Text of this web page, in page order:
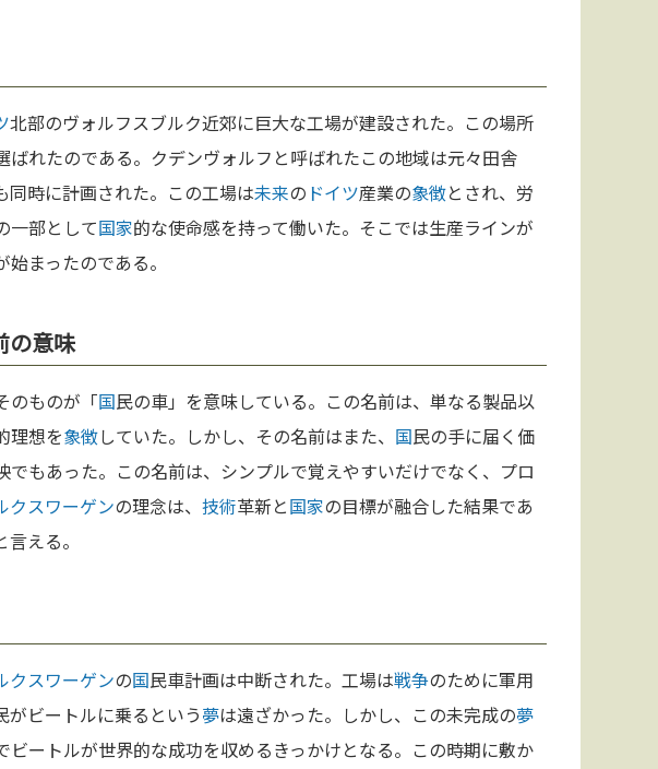
北部のヴォルフスブルク近郊に巨大な工場が建設された。この場所
ばれたのである。クデンヴォルフと呼ばれたこの地域は元々田舎
同時に計画された。この工場は未来の ドイツ産業の象徴とされ、労
一部として国家的な使命感を持って働いた。そこでは生産ラインが
まったのである。
の意味
のものが「国民の車」を意味している。この名前は、単なる製品以
理想を象徴していた。しかし、その名前はまた、 国民の手に届く価
でもあった。この名前は、シンプルで覚えやすいだけでなく、プロ
クスワーゲンの理念は、 技術革新と国家の目標が融合した結果であ
える。
クスワーゲンの国民車計画は中断された。工場は戦争のために軍用
ビートルに乗るという夢は遠ざかった。しかし、この未完成の夢
ートルが世界的な成功を収めるきっかけとなる。この時期に敷か